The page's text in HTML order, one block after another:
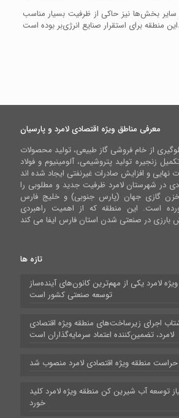
سایر بخش‌ها نیز حاکی از ظرفیت بسیار مناسب
این منطقه برای استقرار صنایع انرژی‌بر بوده است.
معرفی مناطق ویژه اقتصادی لامرد و پارسیان
از خام فروشی گاز طبیعی، تولید محصولات
زنجیره تولید پتروشیمی، آلومینیوم و فولاد
در شهرستان لامرد ظرفیت جدید و مطلوبی را
گازی جهان (پارس جنوبی) و خلیج فارس
است. این منطقه که از اهمیت راهبردی
تازه ها
لامرد یکی از مهم‌ترین کانون‌های آینده‌ساز
توسعه صنعتی کشور است
اجرای زیرساخت‌های منطقه ویژه اقتصادی
لامرد، تضمین‌کننده اعتماد سرمایه‌گذاران است
حراست منطقه ویژه اقتصادی لامرد منصوب شد
توسعه آب شیرین کن منطقه ویژه لامرد کلید
خورد